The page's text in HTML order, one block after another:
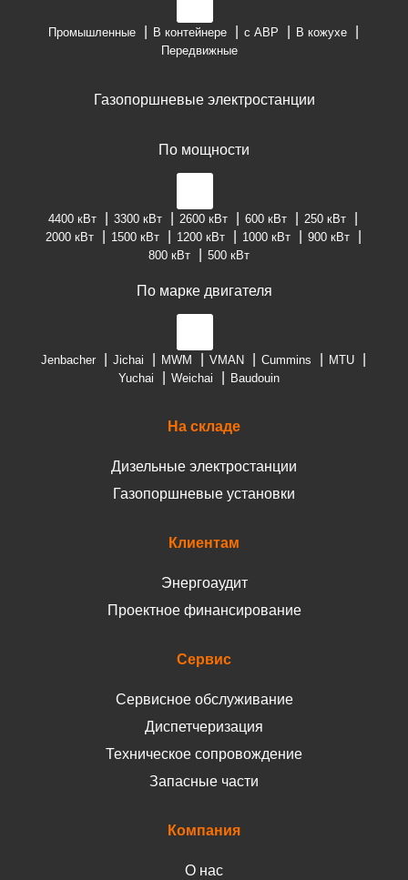
Промышленные В контейнере с АВР
В кожухе
Передвижные
Газопоршневые электростанции
По мощности
4400 кВт 3300 кВт 2600 кВт 600 кВт
250 кВт
2000 кВт
1500 кВт 1200 кВт 1000 кВт
900 кВт
800 кВт
500 кВт
По марке двигателя
Jenbacher Jichai MWM VMAN Cummins
MTU
Yuchai
Weichai Baudouin
На складе
Дизельные электростанции
Газопоршневые установки
Клиентам
Энергоаудит
Проектное финансирование
Сервис
Сервисное обслуживание
Диспетчеризация
Техническое сопровождение
Запасные части
Компания
О нас